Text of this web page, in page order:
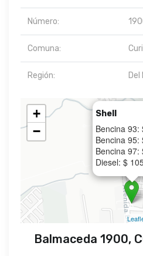
Número:
Comuna:
Región: Del
Shell
Bencina 93:
Bencina 95:
Bencina 97:
Diesel: $
+
−
Balmaceda 1900,